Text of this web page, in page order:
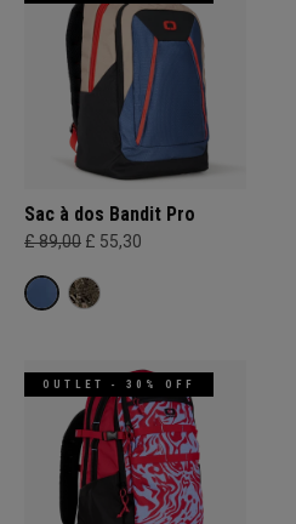
Sac à dos Bandit Pro
£ 89,00 £ 55,30
OUTLET - 30% OFF